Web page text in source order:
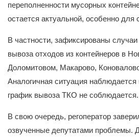
переполненности мусорных
остается актуальной, особенно для
В частности, зафиксированы
вывоза отходов из контейнеров в
Доломитовом, Макарово,
Аналогичная ситуация наблюдается
график вывоза ТКО не соблюдается.
В свою очередь, регоператор
озвученные депутатами проблемы.